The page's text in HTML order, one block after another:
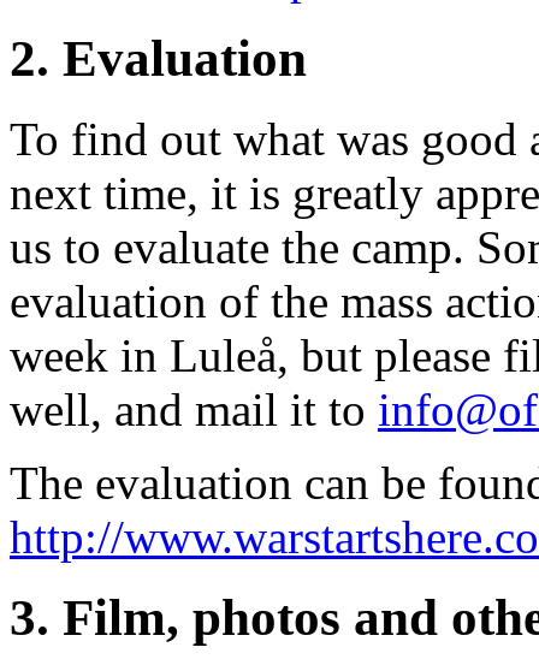
2. Evaluation
To find out what was good
next time, it is greatly
us to evaluate the camp.
evaluation of the mass
week in Luleå, but please
well, and mail it to
The evaluation can be
http://
3. Film, photos and